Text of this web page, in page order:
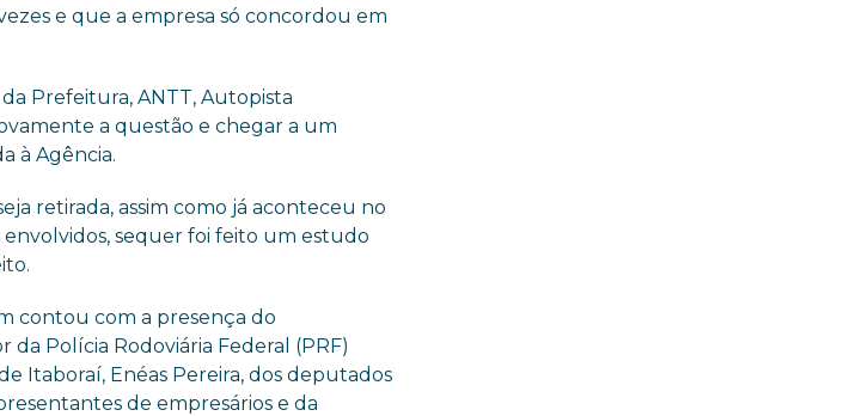
e que a empresa só concordou em
Prefeitura, ANTT, Autopista
a questão e chegar a um
à Agência.
retirada, assim como já aconteceu no
envolvidos, sequer foi feito um estudo
contou com a presença do
Polícia Rodoviária Federal (PRF)
Itaboraí, Enéas Pereira, dos deputados
de empresários e da